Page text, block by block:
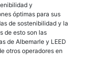
y
óptimas para sus
de sostenibilidad y la
de esto son las
de Albemarle y LEED
otros operadores en